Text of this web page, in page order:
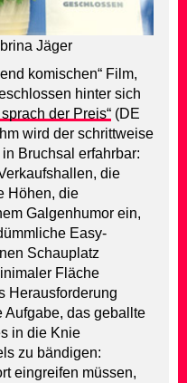
Jäger
komischen“ Film,
hinter sich
sprach der Preis“ (DE
wird der schrittweise
Bruchsal erfahrbar:
die
Höhen, die
Galgenhumor ein,
Easy-
Schauplatz
Fläche
Herausforderung
Aufgabe, das geballte
in die Knie
zu bändigen:
eingreifen müssen,